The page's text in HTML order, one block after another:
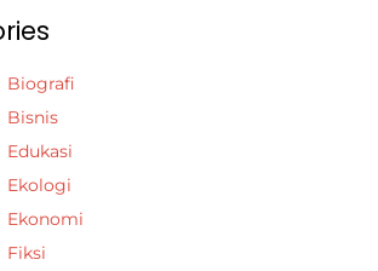
Biografi
Bisnis
Edukasi
Ekologi
Ekonomi
Fiksi